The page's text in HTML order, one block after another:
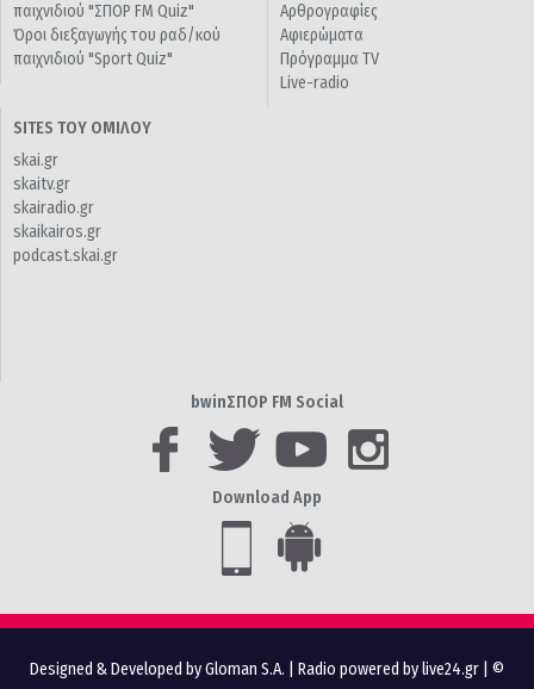
παιχνιδιού "ΣΠΟΡ FM Quiz"
Όροι διεξαγωγής του ραδ/κού
παιχνιδιού "Sport Quiz"
Αρθρογραφίες
Αφιερώματα
Πρόγραμμα TV
Live-radio
SITES ΤΟΥ ΟΜΙΛΟΥ
skai.gr
skaitv.gr
skairadio.gr
skaikairos.gr
podcast.skai.gr
bwinΣΠΟΡ FM Social
Download App
Designed & Developed by Gloman S.A. Radio powered by live24.gr | ©